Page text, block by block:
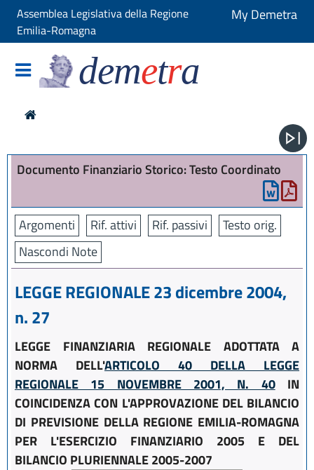
Assemblea Legislativa della Regione
Emilia-Romagna
My Demetra
demetra
Documento Finanziario Storico: Testo Coordinato
Argomenti Rif. attivi Rif. passivi
Testo orig.
Nascondi Note
LEGGE REGIONALE 23 dicembre 2004,
n. 27
LEGGE FINANZIARIA REGIONALE ADOTTATA A
NORMA DELL'ARTICOLO 40 DELLA LEGGE
REGIONALE 15 NOVEMBRE 2001, N. 40IN
COINCIDENZA CON L'APPROVAZIONE DEL BILANCIO
DI PREVISIONE DELLA REGIONE EMILIA-ROMAGNA
PER L'ESERCIZIO FINANZIARIO 2005 E DEL
BILANCIO PLURIENNALE 2005-2007